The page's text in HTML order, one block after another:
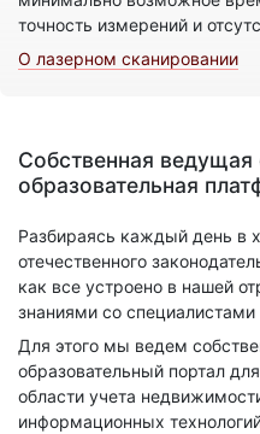
точность измерений и
О лазерном сканировании
Собственная
образовательная
Разбираясь каждый день в
отечественного
как все устроено в нашей
знаниями со
Для этого мы ведем
образовательный портал
области учета
информационных